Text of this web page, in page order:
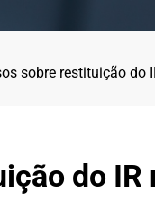
sobre restituição do
do IR